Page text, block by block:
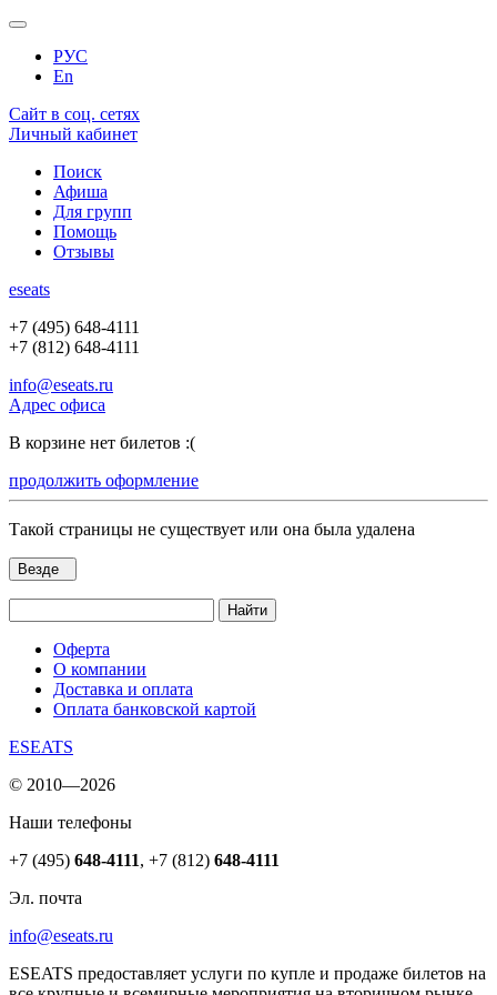
РУС
En
Сайт в соц. сетях
Личный кабинет
Поиск
Афиша
Для групп
Помощь
Отзывы
eseats
+7 (495) 648-4111
+7 (812) 648-4111
info@eseats.ru
Адрес офиса
В корзине нет билетов :(
продолжить оформление
Такой страницы не существует или она была удалена
Везде
Найти
Оферта
О компании
Доставка и оплата
Оплата банковской картой
ESEATS
© 2010—2026
Наши телефоны
+7 (495) 648-4111, +7 (812) 648-4111
Эл. почта
info@eseats.ru
ESEATS предоставляет услуги по купле и продаже билетов на